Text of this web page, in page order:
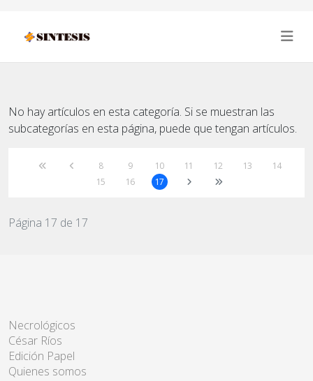
No hay artículos en esta categoría. Si se muestran las
subcategorías en esta página, puede que tengan artículos.
8 9 10 11 12 13
14
15
16 17
Página 17 de 17
Necrológicos
César Ríos
Edición Papel
Quienes somos